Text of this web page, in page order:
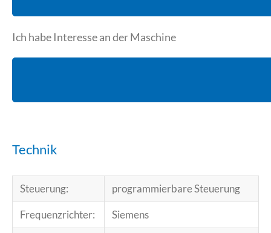
Ich habe Interesse an der Maschine
Technik
Steuerung: programmierbare Steuerung
Frequenzrichter: Siemens